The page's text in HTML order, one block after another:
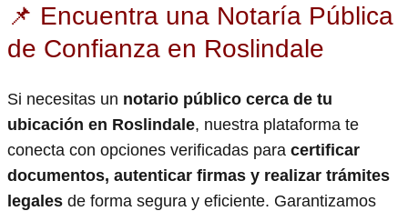
📌 Encuentra una Notaría Pública
de Confianza en Roslindale
Si necesitas un notario público cerca de tu
ubicación en Roslindale, nuestra plataforma te
conecta con opciones verificadas para certificar
documentos, autenticar firmas y realizar trámites
legales de forma segura y eficiente. Garantizamos